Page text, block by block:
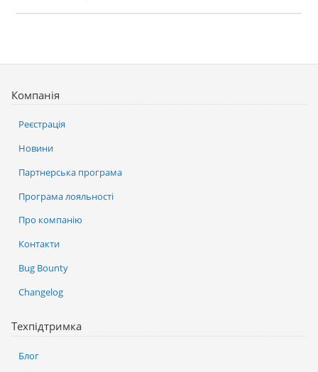
Компанія
Реєстрація
Новини
Партнерська програма
Програма лояльності
Про компанію
Контакти
Bug Bounty
Changelog
Техпідтримка
Блог